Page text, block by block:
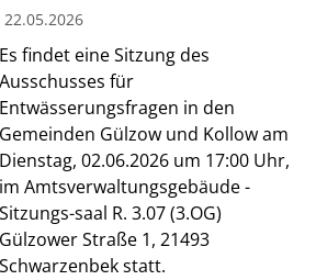
22.05.2026
Es findet eine Sitzung des
Ausschusses für
Entwässerungsfragen in den
Gemeinden Gülzow und Kollow am
Dienstag, 02.06.2026 um 17:00 Uhr,
im Amtsverwaltungsgebäude -
Sitzungs-saal R. 3.07 (3.OG)
Gülzower Straße 1, 21493
Schwarzenbek statt.